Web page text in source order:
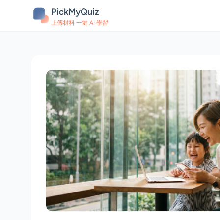
PickMyQuiz
上傳材料 一鍵 AI 學習